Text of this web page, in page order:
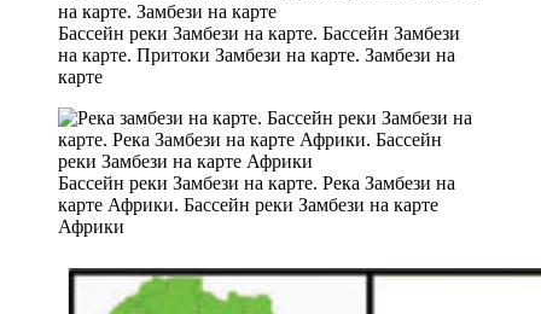
Бассейн реки Замбези на карте. Бассейн Замбези
на карте. Притоки Замбези на карте. Замбези на
карте
Бассейн реки Замбези на карте. Река Замбези на
карте Африки. Бассейн реки Замбези на карте
Африки